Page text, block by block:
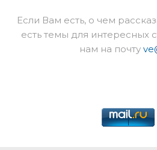
Если Вам есть, о чем
есть темы для интересных
нам на почту